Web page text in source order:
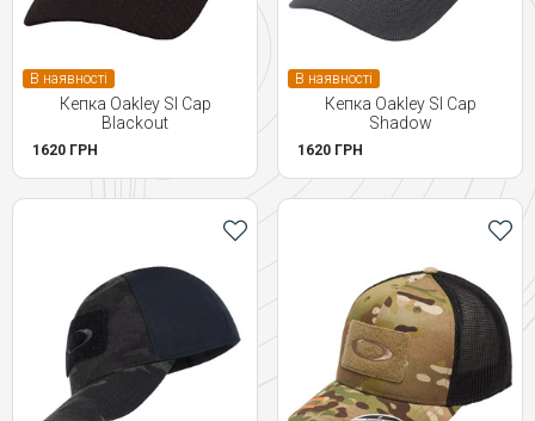
В наявності
Кепка Oakley SI Cap
Blackout
1620 ГРН
В наявності
Кепка Oakley SI Cap
Shadow
1620 ГРН